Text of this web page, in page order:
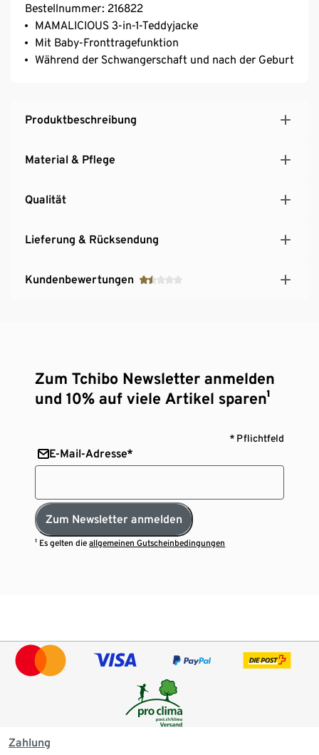
Bestellnummer: 216822
MAMALICIOUS 3-in-1-Teddyjacke
Mit Baby-Fronttragefunktion
Während der Schwangerschaft und nach der Geburt
Produktbeschreibung
Material & Pflege
Qualität
Lieferung & Rücksendung
Kundenbewertungen
Zum Tchibo Newsletter anmelden
und 10% auf viele Artikel sparen¹
* Pflichtfeld
E-Mail-Adresse*
Zum Newsletter anmelden
¹ Es gelten dieallgemeinen Gutscheinbedingungen
Zahlung